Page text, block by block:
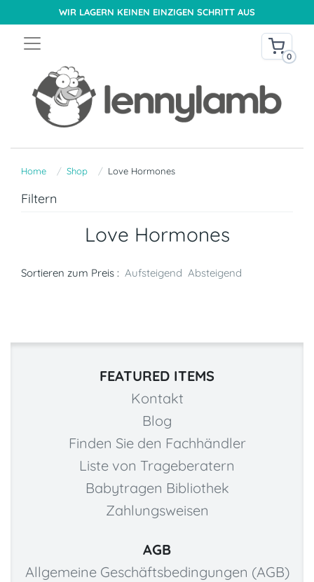
WIR LAGERN KEINEN EINZIGEN SCHRITT AUS
0
Home Shop Love Hormones
Filtern
Love Hormones
Sortieren zum Preis : Aufsteigend Absteigend
FEATURED ITEMS
Kontakt
Blog
Finden Sie den Fachhändler
Liste von Trageberatern
Babytragen Bibliothek
Zahlungsweisen
AGB
Allgemeine Geschäftsbedingungen (AGB)